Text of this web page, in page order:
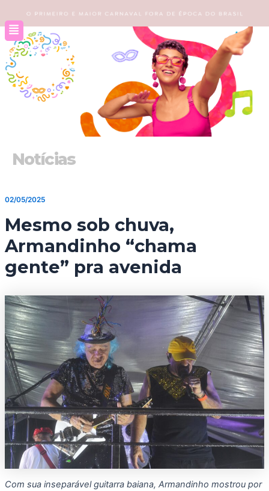
para
conteúdo
Notícias
02/05/2025
Mesmo sob chuva,
Armandinho “chama
gente” pra avenida
Com sua inseparável guitarra baiana, Armandinho mostrou por